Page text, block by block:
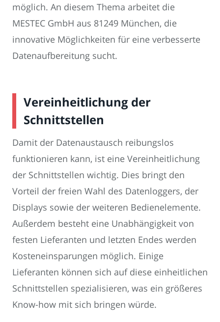
möglich. An diesem Thema arbeitet die
MESTEC GmbH aus 81249 München, die
innovative Möglichkeiten für eine verbesserte
Datenaufbereitung sucht.
Vereinheitlichung der
Schnittstellen
Damit der Datenaustausch reibungslos
funktionieren kann, ist eine Vereinheitlichung
der Schnittstellen wichtig. Dies bringt den
Vorteil der freien Wahl des Datenloggers, der
Displays sowie der weiteren Bedienelemente.
Außerdem besteht eine Unabhängigkeit von
festen Lieferanten und letzten Endes werden
Kosteneinsparungen möglich. Einige
Lieferanten können sich auf diese einheitlichen
Schnittstellen spezialisieren, was ein größeres
Know-how mit sich bringen würde.